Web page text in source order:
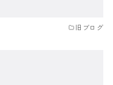
旧ブログ